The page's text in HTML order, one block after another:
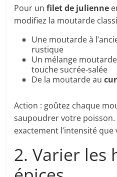
Pour unfilet de julienne
modifiez la moutarde
Une moutarde à
rustique
Un mélange
touche sucrée-salée
De la moutarde au
Action : goûtez chaque
saupoudrer votre poisson.
exactement l’intensité que
2. Varier les